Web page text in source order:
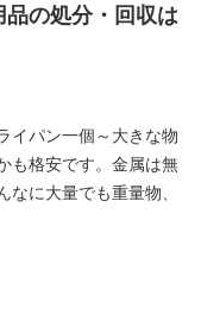
品の処分・回収は
イパン一個～大きな物
も格安です。金属は無
に大量でも重量物、